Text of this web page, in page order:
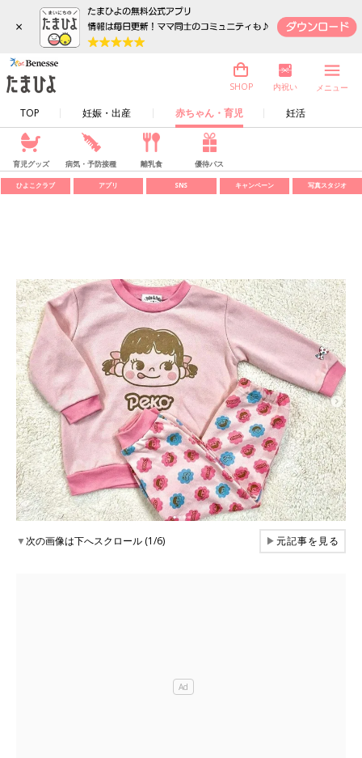
×
TOP 妊娠・出産 赤ちゃん・育児 妊活
SHOP 内祝い メニュー
育児グッズ 病気・予防接種 離乳食 優待パス
ひよこクラブ アプリ SNS キャンペーン 写真スタジオ
▼次の画像は下へスクロール (1/6) ▶元記事を見る